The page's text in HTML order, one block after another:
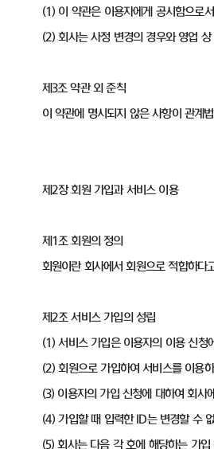
(1) 이 약관은 이용자에게 공시함으로
(2) 회사는 사정 변경의 경우와 영업
제3조 약관 외 준칙
이 약관에 명시되지 않은 사항이 관계
제2장 회원 가입과 서비스 이용
제1조 회원의 정의
회원이란 회사에서 회원으로 적합하
제2조 서비스 가입의 성립
(1) 서비스 가입은 이용자의 이용 신청
(2) 회원으로 가입하여 서비스를 이용
(3) 이용자의 가입 신청에 대하여 회사
(4) 가입할 때 입력한 ID는 변경할 수
(5) 회사는 다음 각 호에 해당하는 가